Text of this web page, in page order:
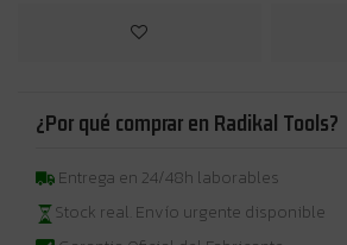
¿Por qué comprar en Radikal Tools?
Entrega en 24/48h laborables
Stock real. Envío urgente disponible